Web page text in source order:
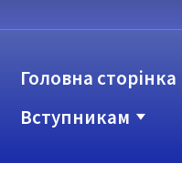
Головна сторінка
Вступникам